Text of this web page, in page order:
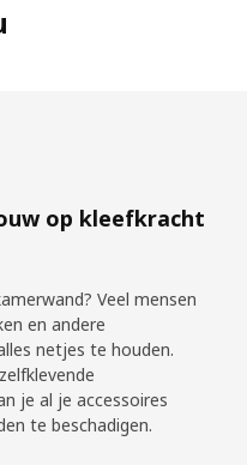
op kleefkracht
Veel mensen
en andere
netjes te houden.
je al je accessoires
te beschadigen.